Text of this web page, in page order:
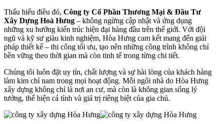
Thấu hiểu điều đó, Công ty Cổ Phần Thương Mại & Đầu Tư
Xây Dựng Hoà Hưng – không ngừng cập nhật và ứng dụng
những xu hướng kiến trúc hiện đại hàng đầu trên thế giới. Với đội
ngũ và kỹ sư giàu kinh nghiệm, Hòa Hưng cam kết mang đến giải
pháp thiết kế – thi công tối ưu, tạo nên những công trình không chỉ
bền vững theo thời gian mà còn tinh tế trong từng chi tiết.
Chúng tôi luôn đặt uy tín, chất lượng và sự hài lòng của khách hàng
làm kim chỉ nam trong mọi hoạt động. Mỗi ngôi nhà do Hòa Hưng
xây dựng không chỉ là nơi an cư, mà còn là không gian sống lý
tưởng, thể hiện cá tính và giá trị riêng biệt của gia chủ.